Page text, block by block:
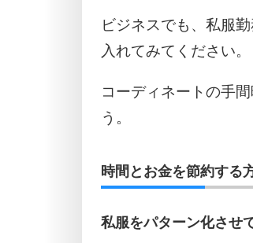
ビジネスでも、私服
入れてみてください。
コーディネートの手
う。
時間とお金を節約する
私服をパターン化させ